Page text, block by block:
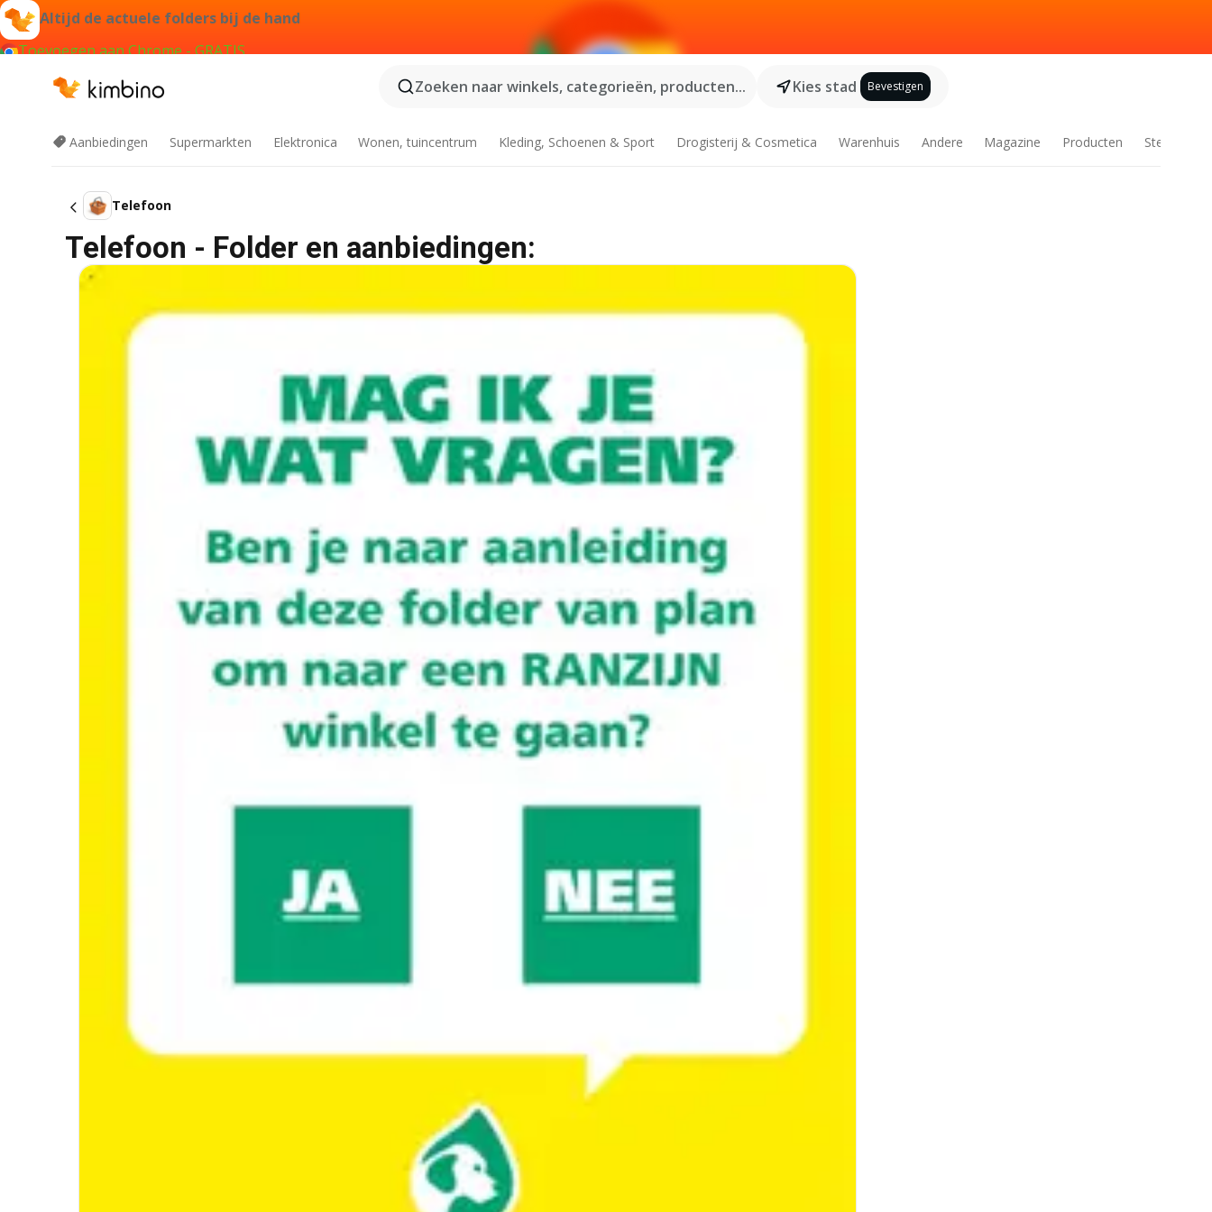
Altijd de actuele folders bij de hand
Toevoegen aan Chrome - GRATIS
Zoeken naar winkels, categorieën, producten...
Kies stad Bevestigen
Aanbiedingen Supermarkten Elektronica Wonen, tuincentrum Kleding, Schoenen & Sport Drogisterij & Cosmetica Warenhuis Andere Magazine Producten Steden
Telefoon
Telefoon - Folder en aanbiedingen: